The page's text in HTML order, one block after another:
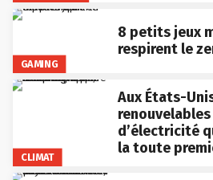
GAMING
8 petits jeux
respirent le
CLIMAT
Aux États-
d’électricité
la toute